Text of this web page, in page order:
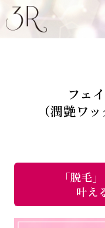
フェ
（潤艶ワ
「脱毛
叶え